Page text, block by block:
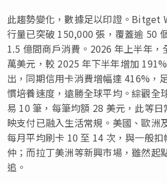
此趨勢變化，數據足以印證。Bitget
行量已突破 150,000 張，覆蓋逾 50
1.5 億間商戶消費。2026 年上半年
萬美元，較 2025 年下半年增加
出，同期信用卡消費增幅達 416%，
慣培養速度，遠勝全球平均。綜觀全
易 10 筆，每筆均額 28 美元，此等
映支付已融入生活常規。美國、歐洲
每月平均刷卡 10 至 14 次，與一般
仲；而拉丁美洲等新興市場，雖然起
追。